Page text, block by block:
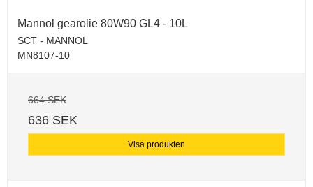
Mannol gearolie 80W90 GL4 - 10L
SCT - MANNOL
MN8107-10
664 SEK
636 SEK
Visa produkten